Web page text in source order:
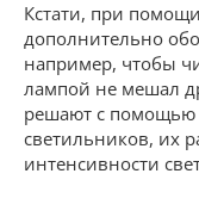
Кстати, при
дополнительно
например, чтобы
лампой не мешал
решают с помощью
светильников, их
интенсивности